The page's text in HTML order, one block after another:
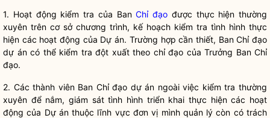
1. Hoạt động kiểm tra của BanChỉ đạo được thực hiện thường
xuyên trên cơ sở chương trình, kế hoạch kiểm tra tình hình thực
hiện các hoạt động của Dự án. Trường hợp cần thiết, BanChỉ đạo
dự án có thể kiểm tra đột xuất theo chỉ đạo của Trưởng Ban Chỉ
đạo.
2. Các thành viên Ban Chỉ đạo dự án ngoài việc kiểm tra thường
xuyên để nắm, giám sát tình hình triển khai thực hiện các hoạt
động của Dự án thuộc lĩnh vực đơn vị mình quản lý còn có trách